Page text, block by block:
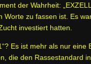
der Wahrheit:
zu fassen ist. Es
investiert hatten.
Es ist mehr als nur eine
die den Rassestandard